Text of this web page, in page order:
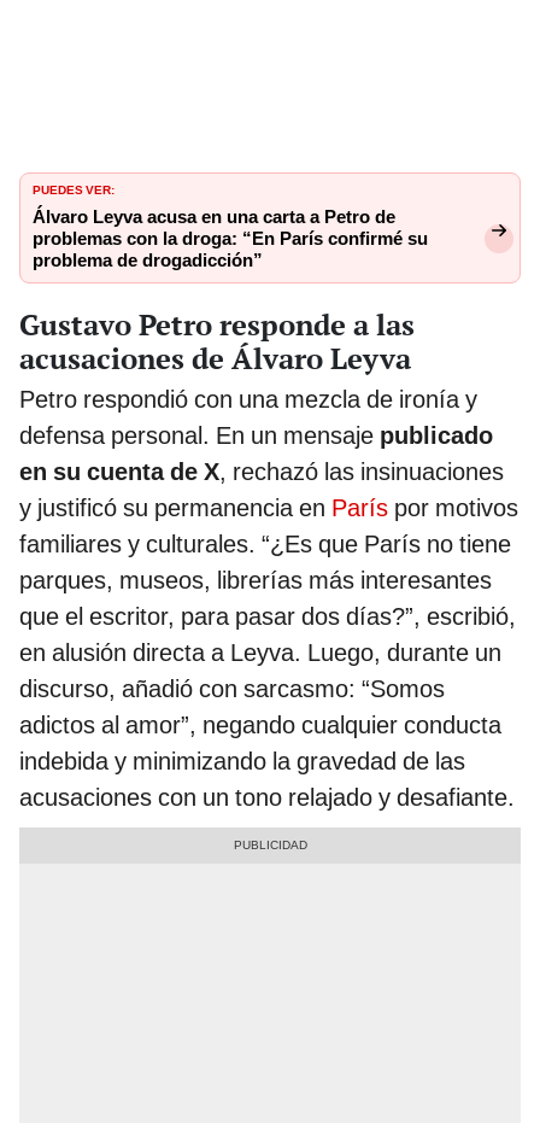
PUEDES VER:
Álvaro Leyva acusa en una carta a Petro de
problemas con la droga: “En París confirmé su
problema de drogadicción”
Gustavo Petro responde a las
acusaciones de Álvaro Leyva
Petro respondió con una mezcla de ironía y
defensa personal. En un mensaje publicado
en su cuenta de X, rechazó las insinuaciones
y justificó su permanencia en París por motivos
familiares y culturales. “¿Es que París no tiene
parques, museos, librerías más interesantes
que el escritor, para pasar dos días?”, escribió,
en alusión directa a Leyva. Luego, durante un
discurso, añadió con sarcasmo: “Somos
adictos al amor”, negando cualquier conducta
indebida y minimizando la gravedad de las
acusaciones con un tono relajado y desafiante.